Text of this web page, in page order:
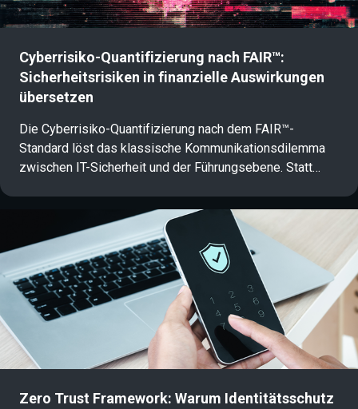
Cyberrisiko-Quantifizierung nach FAIR™:
Sicherheitsrisiken in finanzielle Auswirkungen
übersetzen
Die Cyberrisiko-Quantifizierung nach dem FAIR™-
Standard löst das klassische Kommunikationsdilemma
zwischen IT-Sicherheit und der Führungsebene. Statt
datenbasierte Framework komplexe
Bedrohungsszenarien in finanzielle Erwartungswerte.
Informationssicherheitsbeauftragte und CISOs erhält so
eine betriebswirtschaftlich fundierte Risikoanalyse, mit
der Sicherheitsbudgets und Freigaben auf C-Level
konkretisiert und gesteuert werden können.
Zero Trust Framework: Warum Identitätsschutz